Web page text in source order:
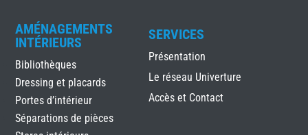
AMÉNAGEMENTS
INTÉRIEURS
Bibliothèques
Dressing et placards
Portes d’intérieur
Séparations de pièces
SERVICES
Présentation
Le réseau Univerture
Accès et Contact